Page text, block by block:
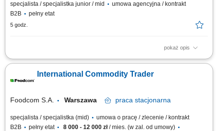
specjalista / specjalistka junior / mid
umowa agencyjna / kontrakt
B2B
pełny etat
5 godz.
pokaż opis
Aktywne budowanie i długofalowe rozwijanie partnerskich relacji z
dopasowania optymalnych planów ochronnych. Przeprowadzanie
International Commodity Trader
Foodcom S.A. Warszawa praca stacjonarna
specjalista / specjalistka (mid)
umowa o pracę / zlecenie / kontrakt
B2B
pełny etat 8 000 - 12 000 zł/ mies. (w zal. od umowy)